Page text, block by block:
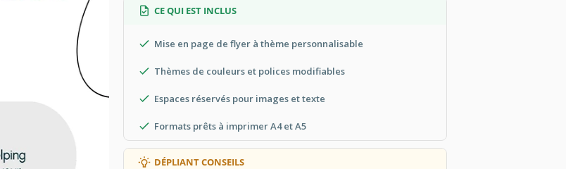
CE QUI EST INCLUS
Mise en page de flyer à thème personnalisable
Thèmes de couleurs et polices modifiables
Espaces réservés pour images et texte
Formats prêts à imprimer A4 et A5
DÉPLIANT CONSEILS